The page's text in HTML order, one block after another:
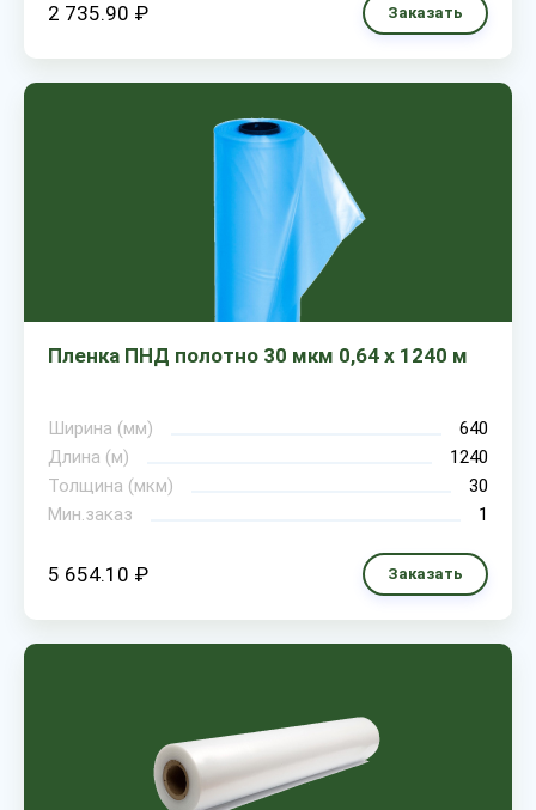
2 735.90 ₽ Заказать
Пленка ПНД полотно 30 мкм 0,64 х 1240 м
Ширина (мм)
640
Длина (м)
1240
Толщина (мкм)
30
Мин.заказ
1
5 654.10 ₽ Заказать